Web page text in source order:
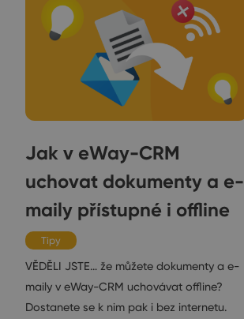
Jak v eWay-CRM
uchovat dokumenty a e-
maily přístupné i offline
Tipy
VĚDĚLI JSTE… že můžete dokumenty a e-
maily v eWay-CRM uchovávat offline?
Dostanete se k nim pak i bez internetu.